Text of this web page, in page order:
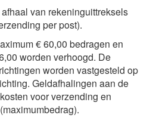
van rekeninguittreksels
per post).
€ 60,00 bedragen en
worden verhoogd. De
worden vastgesteld op
Geldafhalingen aan de
voor verzending en